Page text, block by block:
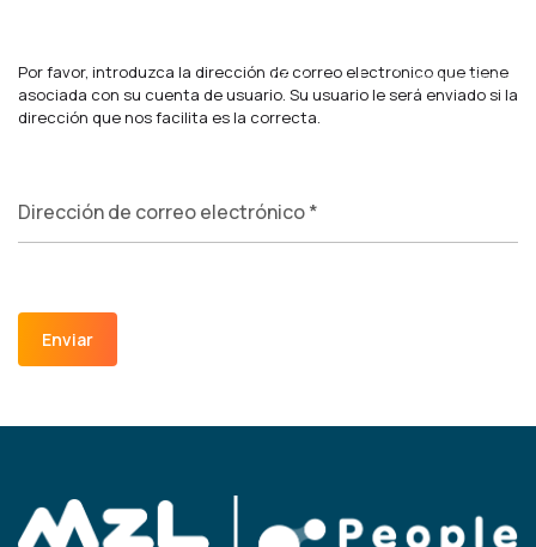
Por favor, introduzca la dirección de correo electrónico que tiene
asociada con su cuenta de usuario. Su usuario le será enviado si la
dirección que nos facilita es la correcta.
Dirección de correo electrónico*
Enviar